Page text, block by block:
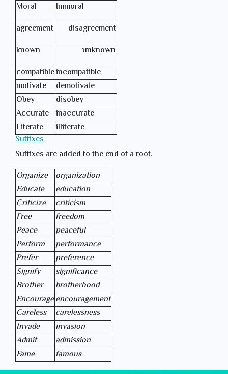
Moral
Immoral
agreement
disagreement
known
unknown
compatibleincompatible
motivate
demotivate
Obey
disobey
Accurate inaccurate
Literate
illiterate
Suffixes
Suffixes are added to the end of a root.
Organize
organization
Educate
education
Criticize
criticism
Free
freedom
Peace
peaceful
Perform
performance
Prefer
preference
Signify
significance
Brother
brotherhood
Encourageencouragement
Careless
carelessness
Invade
invasion
Admit
admission
Fame
famous